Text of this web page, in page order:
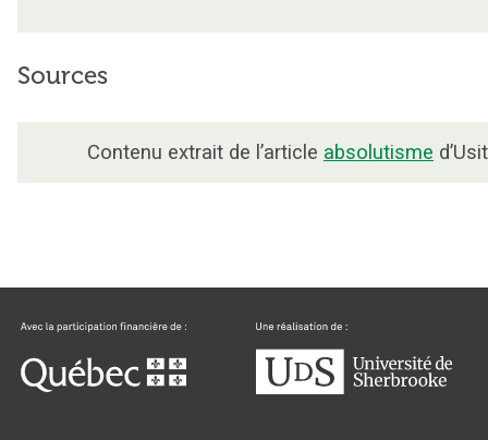
Sources
Contenu extrait de l’article absolutisme